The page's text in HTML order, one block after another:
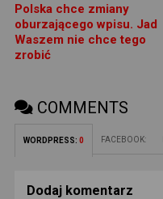
Polska chce zmiany
oburzającego wpisu. Jad
Waszem nie chce tego
zrobić
COMMENTS
WORDPRESS: 0 FACEBOOK:
Dodaj komentarz